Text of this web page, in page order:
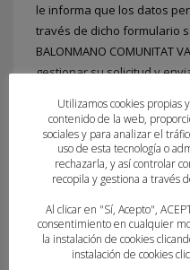
le informa que los datos
través de dicho formulario
BALONMANO COMUNITAT
gestionar su solicitud y
PUBLICADO EN FEDERACION
Política de privacidad
Utilizamos cookies propias
contenido de la web,
sociales y para analizar el
uso de esta tecnología o
rechazarla, y así controlar
recopila y gestiona a través
Al clicar en "Sí, Acepto",
consentimiento en cualquier
la instalación de cookies
instalación de cookies